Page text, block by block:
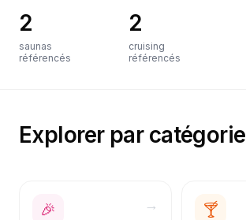
2
saunas
référencés
2
cruising
référencés
Explorer par catégorie
🎉 → 🍸